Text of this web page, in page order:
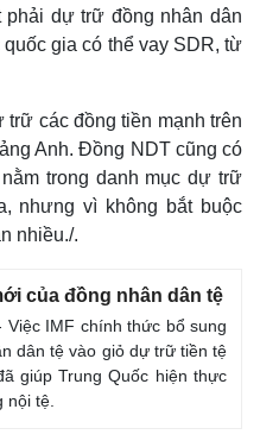
phải dự trữ đồng nhân dân
gia có thể vay SDR, từ
trữ các đồng tiền mạnh trên
Anh. Đồng NDT cũng có
trong danh mục dự trữ
nhưng vì không bắt buộc
nhiều./.
của đồng nhân dân tệ
Việc IMF chính thức bổ sung
dân tệ vào giỏ dự trữ tiền tệ
giúp Trung Quốc hiện thực
nội tệ.